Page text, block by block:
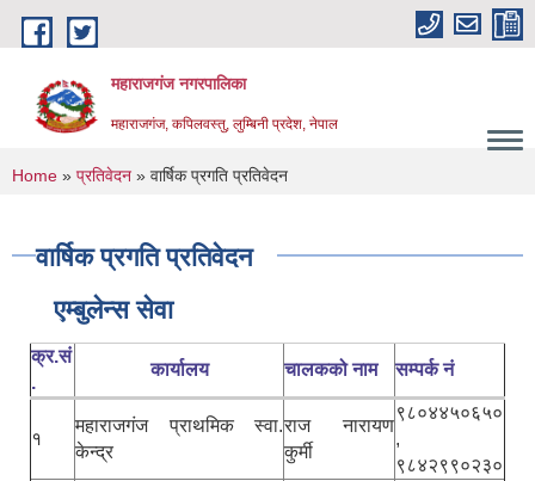
Skip to main content
महाराजगंज नगरपालिका
महाराजगंज, कपिलवस्तु, लुम्बिनी प्रदेश, नेपाल
You are here
Home » प्रतिवेदन » वार्षिक प्रगति प्रतिवेदन
वार्षिक प्रगति प्रतिवेदन
एम्बुलेन्स सेवा
क्र.सं
.
कार्यालय चालकको नाम सम्पर्क नं
१
महाराजगंज प्राथमिक स्वा.
केन्द्र
राज नारायण
कुर्मी
९८०४४५०६५०
,
९८४२९९०२३०